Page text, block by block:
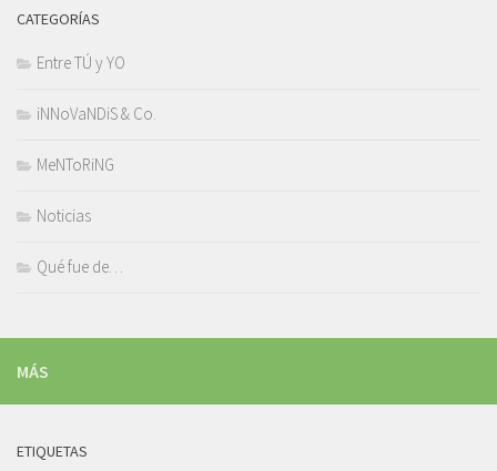
CATEGORÍAS
Entre TÚ y YO
iNNoVaNDiS & Co.
MeNToRiNG
Noticias
Qué fue de…
MÁS
ETIQUETAS